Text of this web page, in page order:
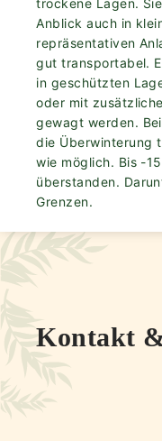
trockene Lagen.
Anblick auch in
repräsentativen
gut transportabel.
in geschützten
oder mit
gewagt werden.
die Überwinterung
wie möglich. Bis -
überstanden.
Grenzen.
Kontakt